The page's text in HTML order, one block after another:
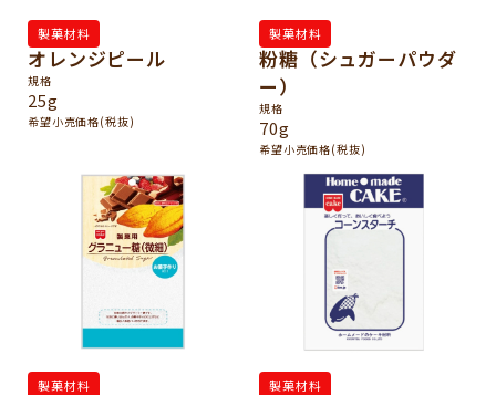
オレンジピール
製菓材料
規格
25g
希望小売価格(税抜)
粉糖（シュガーパウダ
ー）
製菓材料
規格
70g
希望小売価格(税抜)
製菓材料 製菓材料